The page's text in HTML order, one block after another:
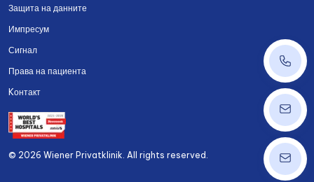
© 2026 Wiener Privatklinik. All rights reserved.
Защита на данните
Импресум
Сигнал
Права на пациента
Kонтакт
+43